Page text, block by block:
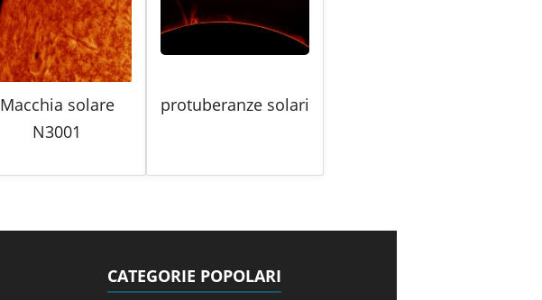
Macchia solare
N3001
protuberanze solari
CATEGORIE POPOLARI